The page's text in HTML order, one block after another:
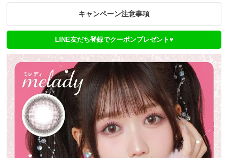
キャンペーン注意事項
LINE友だち登録でクーポンプレゼント♥